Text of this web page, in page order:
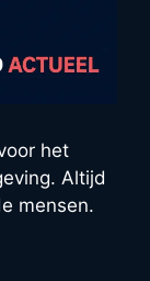
het
Altijd
mensen.